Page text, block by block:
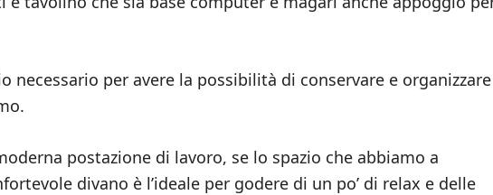
necessario per avere la possibilità di conservare e organizzare
postazione di lavoro, se lo spazio che abbiamo a
divano è l’ideale per godere di un po’ di relax e delle